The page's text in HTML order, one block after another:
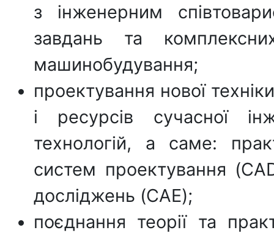
з інженерним
завдань та
машинобудування;
проектування нової
і ресурсів сучасної
технологій, а саме:
систем проектування
досліджень (CAE);
поєднання теорії та